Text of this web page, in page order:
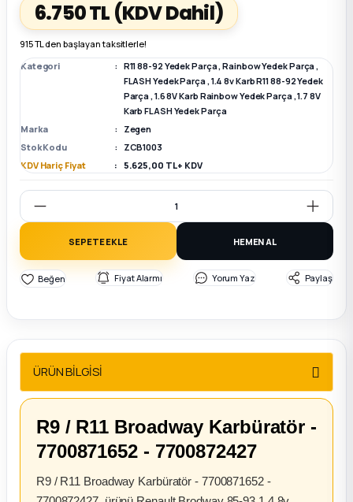
Parça
Sedan
Parça
6.750 TL (KDV Dahil)
915 TL den başlayan taksitlerle!
Kategori
R11 88-92 Yedek Parça,Rainbow Yedek Parça,
FLASH Yedek Parça,1.4 8v Karb R11 88-92 Yedek
Parça,1.6 8V Karb Rainbow Yedek Parça,1.7 8V
Karb FLASH Yedek Parça
Marka
Zegen
Stok Kodu
ZCB1003
KDV Hariç Fiyat
5.625,00 TL + KDV
SEPETE EKLE HEMEN AL
Fiyat Alarmı Yorum Yaz Paylaş
ÜRÜN BİLGİSİ
R9 / R11 Broadway Karbüratör -
7700871652 - 7700872427
R9 / R11 Broadway Karbüratör - 7700871652 -